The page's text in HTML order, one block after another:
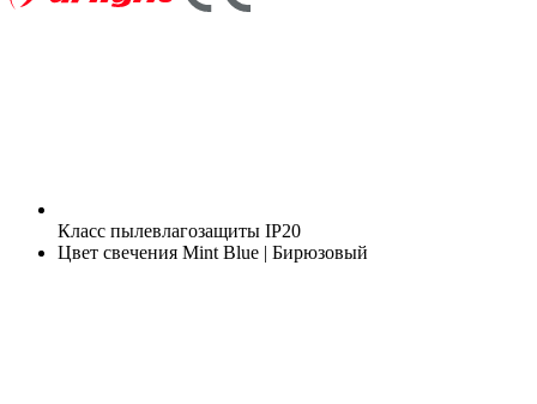
Класс пылевлагозащиты IP20
Цвет свечения Mint Blue | Бирюзовый